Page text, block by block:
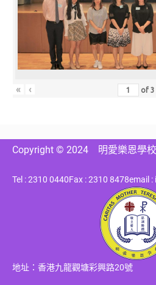
« ‹ of3
Copyright © 2024 明愛樂恩學校
Tel : 2310 0440Fax : 2310 8478email
地址：香港九龍觀塘彩興路20號